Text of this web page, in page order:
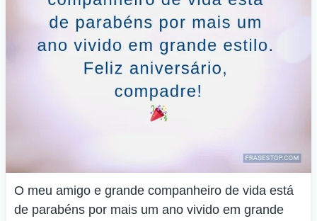
O meu amigo e grande companheiro de vida está
de parabéns por mais um ano vivido em grande